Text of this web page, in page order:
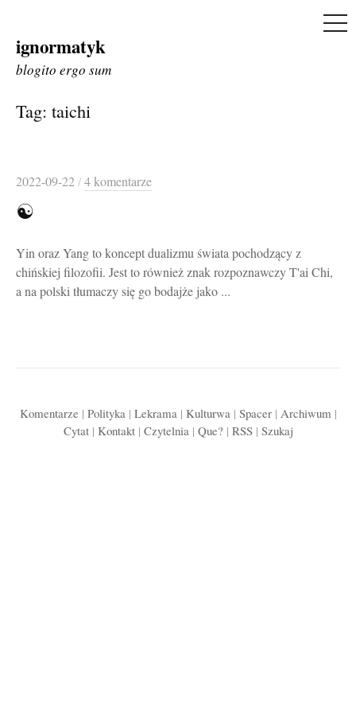
Skip
to
ignormatyk
blogito ergo sum
Tag: taichi
2022-09-22/4 komentarze
☯
Yin oraz Yang to koncept dualizmu świata pochodzący z
chińskiej filozofii. Jest to również znak rozpoznawczy T'ai Chi,
a na polski tłumaczy się go bodajże jako ...
Komentarze | Polityka| Lekrama| Kulturwa| Spacer| Archiwum |
Cytat| Kontakt| Czytelnia| Que? | RSS| Szukaj